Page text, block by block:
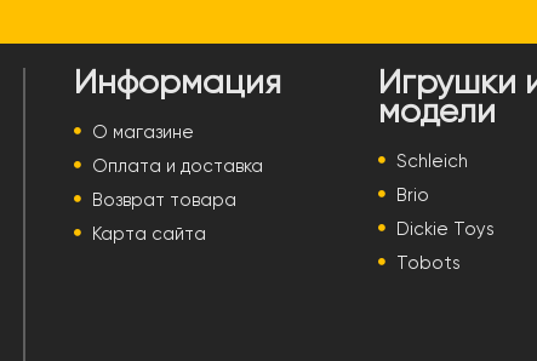
Информация
О магазине
Оплата и доставка
Возврат товара
Карта сайта
Игрушки
модели
Schleich
Brio
Dickie Toys
Tobots